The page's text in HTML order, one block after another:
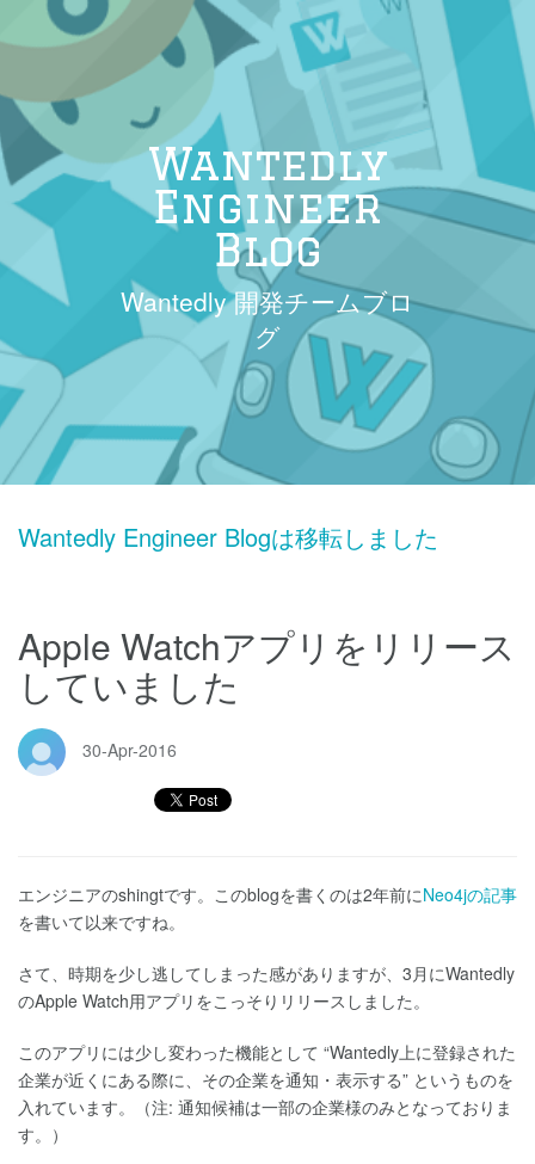
Wantedly
Engineer
Blog
Wantedly 開発チームブロ
グ
Wantedly Engineer Blogは移転しました
Apple Watchアプリをリリース
していました
30-Apr-2016
エンジニアのshingtです。このblogを書くのは2年前にNeo4jの記事
を書いて以来ですね。
さて、時期を少し逃してしまった感がありますが、3月にWantedly
のApple Watch用アプリをこっそりリリースしました。
このアプリには少し変わった機能として “Wantedly上に登録された
企業が近くにある際に、その企業を通知・表示する” というものを
入れています。（注: 通知候補は一部の企業様のみとなっておりま
す。）